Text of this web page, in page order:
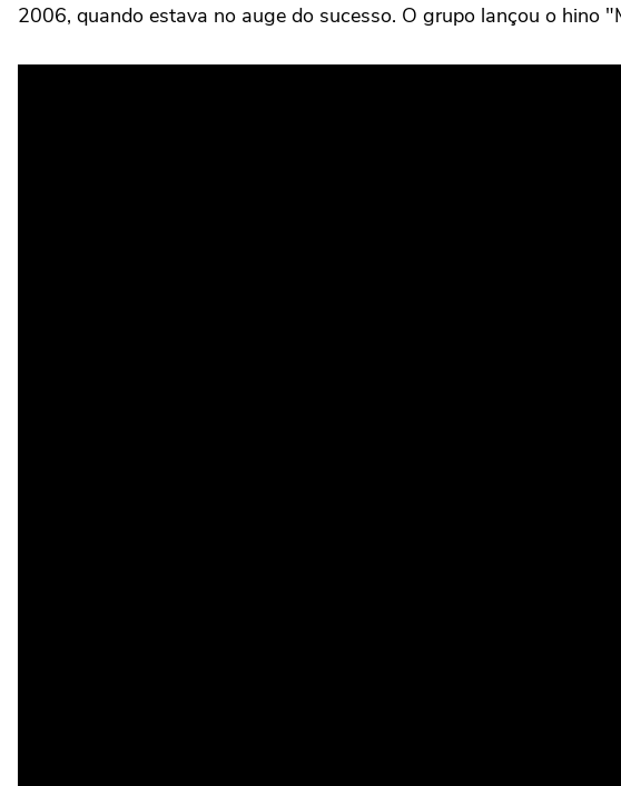
2006, quando estava no auge do sucesso. O grupo lançou o hino